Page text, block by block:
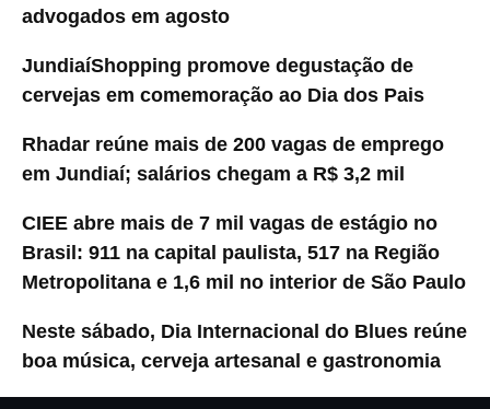
advogados em agosto
JundiaíShopping promove degustação de
cervejas em comemoração ao Dia dos Pais
Rhadar reúne mais de 200 vagas de emprego
em Jundiaí; salários chegam a R$ 3,2 mil
CIEE abre mais de 7 mil vagas de estágio no
Brasil: 911 na capital paulista, 517 na Região
Metropolitana e 1,6 mil no interior de São Paulo
Neste sábado, Dia Internacional do Blues reúne
boa música, cerveja artesanal e gastronomia